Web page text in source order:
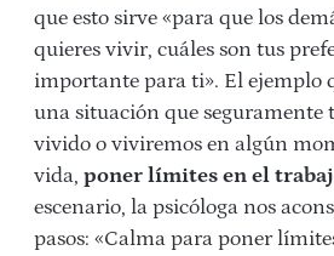
que esto sirve «para que los
quieres vivir, cuáles son tus
importante para ti». El ejemplo
una situación que seguramente
vivido o viviremos en algún
vida, poner límites en el
escenario, la psicóloga nos
pasos: «Calma para poner